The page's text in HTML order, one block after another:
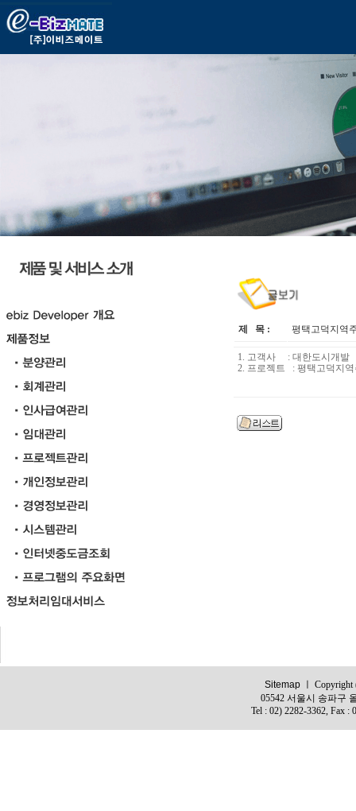
제 목 : 평택고덕지역
1. 고객사 : 대한도시개발
2. 프로젝트 : 평택고덕지
Sitemap ㅣ Copyright
05542 서울시 송파구
Tel : 02) 2282-3362, Fax :